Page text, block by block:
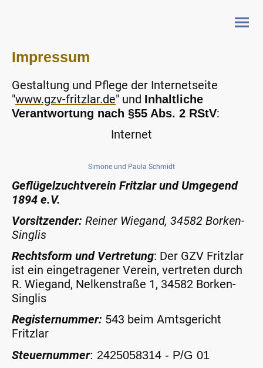
Impressum
Gestaltung und Pflege der Internetseite
"www.gzv-fritzlar.de" und Inhaltliche
Verantwortung nach §55 Abs. 2 RStV:
Internet
Simone und Paula Schmidt
Geflügelzuchtverein Fritzlar und Umgegend
1894 e.V.
Vorsitzender: Reiner Wiegand, 34582 Borken-
Singlis
Rechtsform und Vertretung: Der GZV Fritzlar
ist ein eingetragener Verein, vertreten durch
R. Wiegand, Nelkenstraße 1, 34582 Borken-
Singlis
Registernummer: 543 beim Amtsgericht
Fritzlar
Steuernummer: 2425058314 - P/G 01